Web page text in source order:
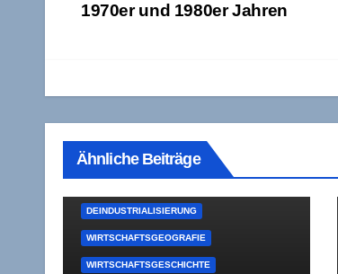
1970er und 1980er Jahren
Ähnliche Beiträge
DEINDUSTRIALISIERUNG
WIRTSCHAFTSGEOGRAFIE
WIRTSCHAFTSGESCHICHTE